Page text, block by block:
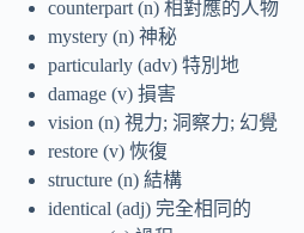
counterpart (n) 相對應的人物
mystery (n) 神秘
particularly (adv) 特別地
damage (v) 損害
vision (n) 視力; 洞察力; 幻覺
restore (v) 恢復
structure (n) 結構
identical (adj) 完全相同的